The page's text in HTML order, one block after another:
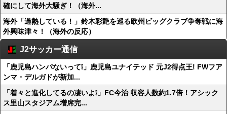
確にして海外大騒ぎ！（海外...
海外「過熱している！」鈴木彩艶を巡る欧州ビッグクラブ争奪戦に海
外興味津々！（海外の反応）
J2サッカー通信
「鹿児島ハンパないって❕」鹿児島ユナイテッド 元J2得点王! FWフア
ンマ・デルガドが新加...
「着々と進化してるの凄いよ❕」FC今治 収容人数約1.7倍！アシック
ス里山スタジアム増席完...